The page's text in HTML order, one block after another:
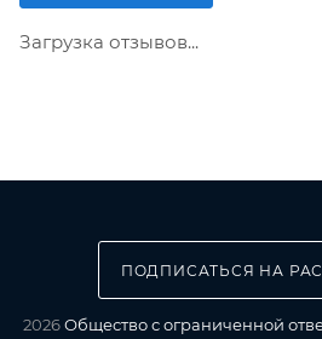
Загрузка отзывов...
ПОДПИСАТЬСЯ НА
2026Общество с ограниченной